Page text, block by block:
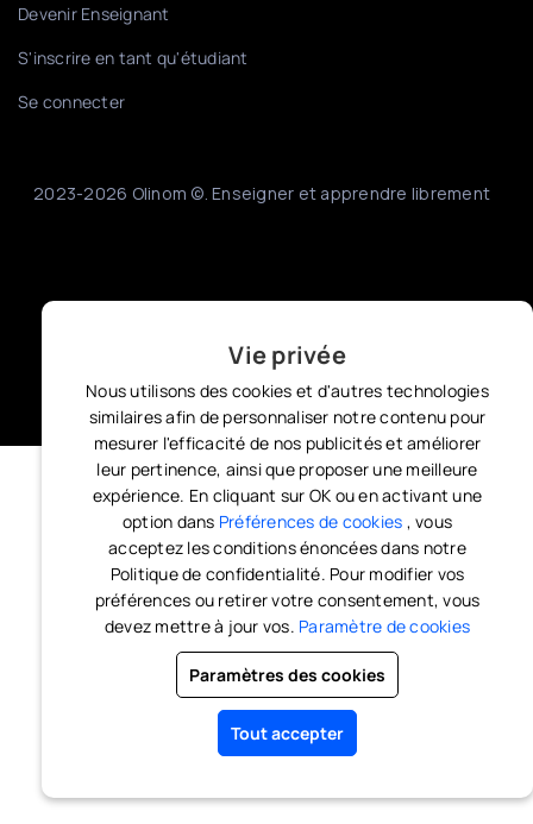
Devenir Enseignant
S'inscrire en tant qu'étudiant
Se connecter
2023-2026 Olinom ©. Enseigner et apprendre librement
Vie privée
Nous utilisons des cookies et d'autres technologies
similaires afin de personnaliser notre contenu pour
mesurer l'efficacité de nos publicités et améliorer
leur pertinence, ainsi que proposer une meilleure
expérience. En cliquant sur OK ou en activant une
option dans Préférences de cookies , vous
acceptez les conditions énoncées dans notre
Politique de confidentialité. Pour modifier vos
préférences ou retirer votre consentement, vous
devez mettre à jour vos. Paramètre de cookies
Paramètres des cookies
Tout accepter